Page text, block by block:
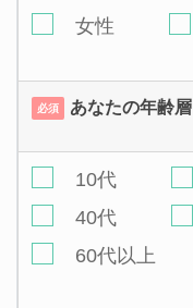
女性
必須 あなたの年齢層
10代
40代
60代以上